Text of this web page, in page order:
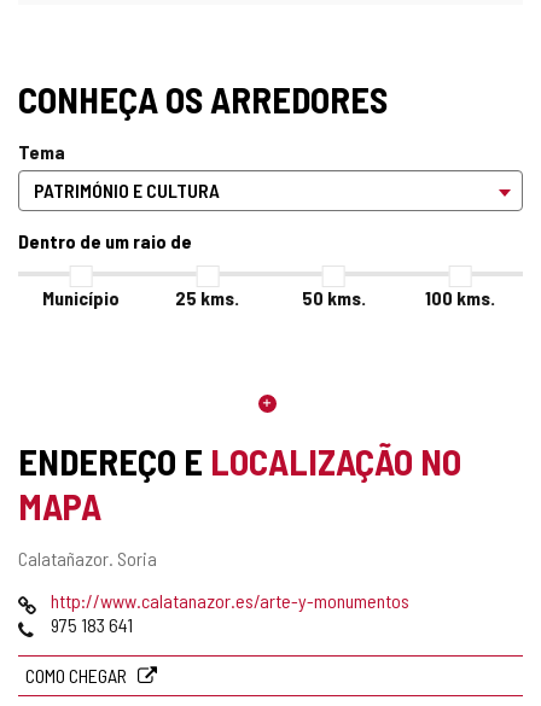
CONHEÇA OS ARREDORES
Tema
Dentro de um raio de
Município 25 kms. 50 kms. 100 kms.
ENDEREÇO E LOCALIZAÇÃO NO
MAPA
Endereço
Calatañazor. Soria
Pagina
web
http://www.calatanazor.es/arte-y-monumentos
Telefones
975 183 641
COMO CHEGAR